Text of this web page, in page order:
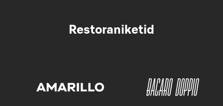
Restoraniketid